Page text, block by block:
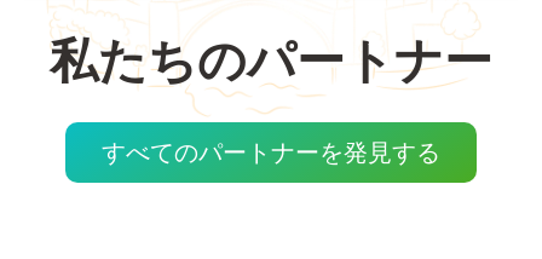
私たちのパートナー
すべてのパートナーを発見する